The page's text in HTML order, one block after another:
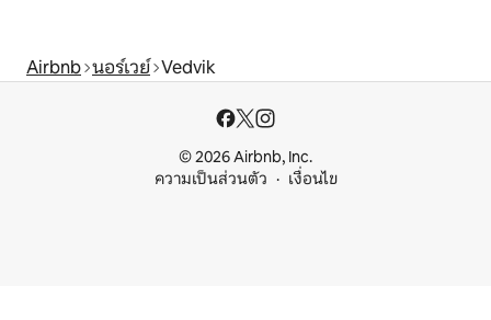
Airbnb นอร์เวย์ Vedvik
© 2026 Airbnb, Inc.
ความเป็นส่วนตัว
เงื่อนไข